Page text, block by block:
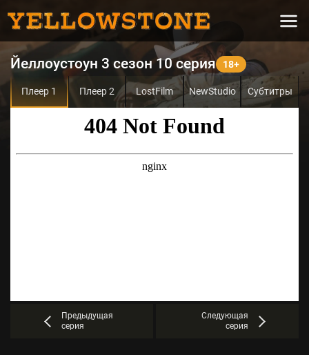
Йеллоустоун 3 сезон 10 серия
Плеер 1 Плеер 2 LostFilm NewStudio Субтитры
Предыдущая
серия
Следующая
серия